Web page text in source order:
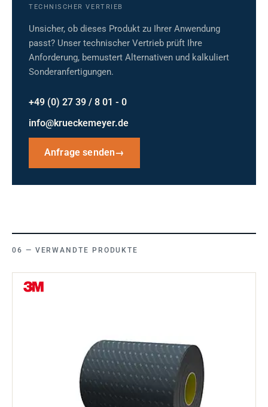
TECHNISCHER VERTRIEB
Unsicher, ob dieses Produkt zu Ihrer Anwendung
passt? Unser technischer Vertrieb prüft Ihre
Anforderung, bemustert Alternativen und kalkuliert
Sonderanfertigungen.
+49 (0) 27 39 / 8 01 - 0
info@krueckemeyer.de
Anfrage senden→
VERWANDTE PRODUKTE